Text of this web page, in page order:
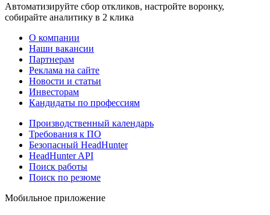
Автоматизируйте сбор откликов, настройте воронку,
собирайте аналитику в 2 клика
О компании
Наши вакансии
Партнерам
Реклама на сайте
Новости и статьи
Инвесторам
Кандидаты по профессиям
Производственный календарь
Требования к ПО
Безопасный HeadHunter
HeadHunter API
Поиск работы
Поиск по резюме
Мобильное приложение